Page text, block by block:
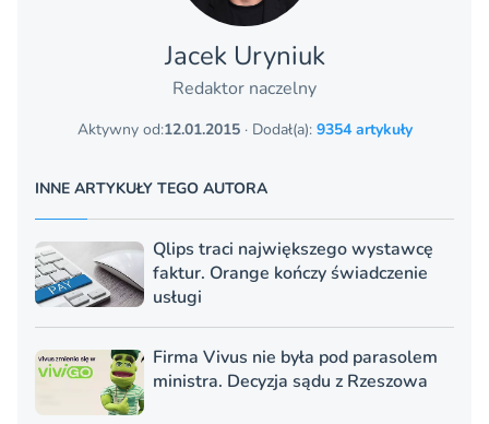
Jacek Uryniuk
Redaktor naczelny
Aktywny od:12.01.2015· Dodał(a): 9354 artykuły
INNE ARTYKUŁY TEGO AUTORA
Qlips traci największego wystawcę
faktur. Orange kończy świadczenie
usługi
Firma Vivus nie była pod parasolem
ministra. Decyzja sądu z Rzeszowa